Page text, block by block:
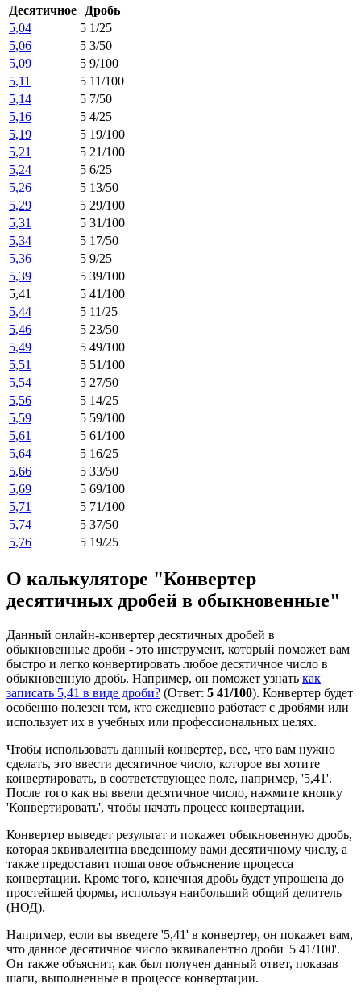
Десятичное
Дробь
5,04
5 1/25
5,06
5 3/50
5,09
5 9/100
5,11
5 11/100
5,14
5 7/50
5,16
5 4/25
5,19
5 19/100
5,21
5 21/100
5,24
5 6/25
5,26
5 13/50
5,29
5 29/100
5,31
5 31/100
5,34
5 17/50
5,36
5 9/25
5,39
5 39/100
5,41
5 41/100
5,44
5 11/25
5,46
5 23/50
5,49
5 49/100
5,51
5 51/100
5,54
5 27/50
5,56
5 14/25
5,59
5 59/100
5,61
5 61/100
5,64
5 16/25
5,66
5 33/50
5,69
5 69/100
5,71
5 71/100
5,74
5 37/50
5,76
5 19/25
О калькуляторе "Конвертер
десятичных дробей в обыкновенные"
Данный онлайн-конвертер десятичных дробей в
обыкновенные дроби - это инструмент, который поможет вам
быстро и легко конвертировать любое десятичное число в
обыкновенную дробь. Например, он поможет узнать как
записать 5,41 в виде дроби? (Ответ: 5 41/100). Конвертер будет
особенно полезен тем, кто ежедневно работает с дробями или
использует их в учебных или профессиональных целях.
Чтобы использовать данный конвертер, все, что вам нужно
сделать, это ввести десятичное число, которое вы хотите
конвертировать, в соответствующее поле, например, '5,41'.
После того как вы ввели десятичное число, нажмите кнопку
'Конвертировать', чтобы начать процесс конвертации.
Конвертер выведет результат и покажет обыкновенную дробь,
которая эквивалентна введенному вами десятичному числу, а
также предоставит пошаговое объяснение процесса
конвертации. Кроме того, конечная дробь будет упрощена до
простейшей формы, используя наибольший общий делитель
(НОД).
Например, если вы введете '5,41' в конвертер, он покажет вам,
что данное десятичное число эквивалентно дроби '5 41/100'.
Он также объяснит, как был получен данный ответ, показав
шаги, выполненные в процессе конвертации.